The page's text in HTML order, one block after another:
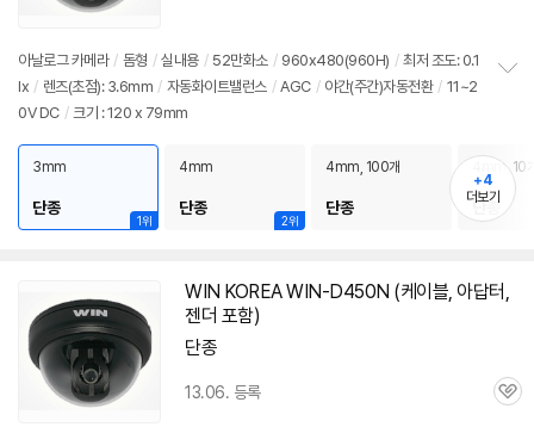
아날로그 카메라 / 돔형 / 실내용 / 52만화소 / 960x480(960H) / 최저 조도: 0.1
lx / 렌즈(초점): 3.6mm / 자동화이트밸런스 / AGC / 야간(주간)자동전환 / 11~2
0V DC / 크기 : 120 x 79mm
치
기
1위
3mm
단종
2위
4mm
단종
4mm, 100개
단종
4mm, 10
단종
+4
더보기
WIN KOREA WIN-D450N (케이블, 아답터,
젠더 포함)
단종
13.06. 등록
관